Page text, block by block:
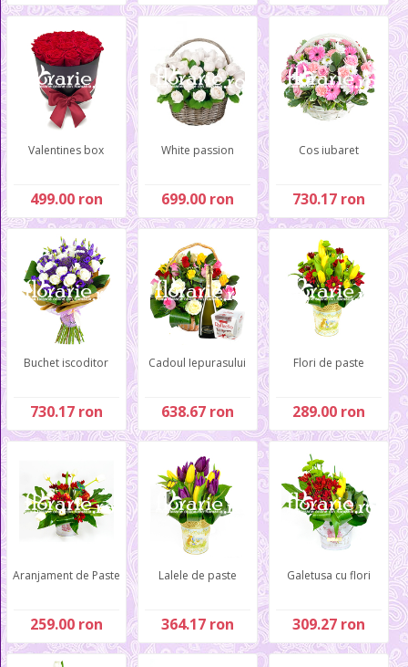
Valentines box
499.00 ron
White passion
699.00 ron
Cos iubaret
730.17 ron
Buchet iscoditor
730.17 ron
Cadoul Iepurasului
638.67 ron
Flori de paste
289.00 ron
Aranjament de Paste
259.00 ron
Lalele de paste
364.17 ron
Galetusa cu flori
309.27 ron